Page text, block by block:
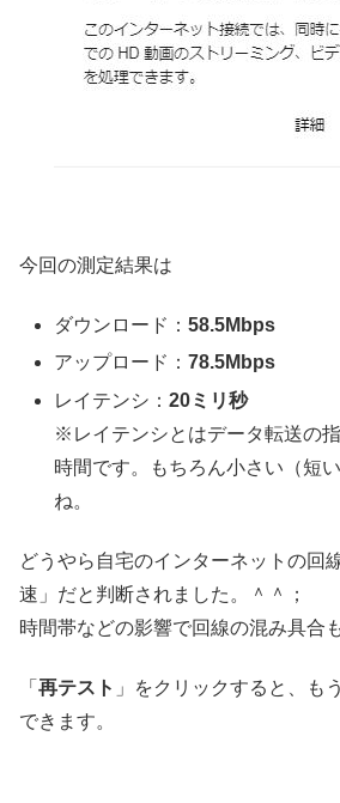
今回の測定結果は
ダウンロード：58.5Mbps
アップロード：78.5Mbps
レイテンシ：20ミリ秒
※レイテンシとはデータ転送の
時間です。もちろん小さい（短
ね。
どうやら自宅のインターネットの回
速」だと判断されました。＾＾；
時間帯などの影響で回線の混み具合
「 再テスト 」をクリックすると、も
できます。